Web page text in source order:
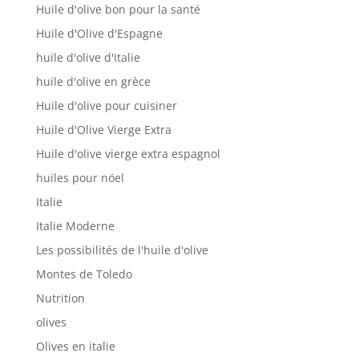
Huile d'olive bon pour la santé
Huile d'Olive d'Espagne
huile d'olive d'Italie
huile d'olive en grèce
Huile d'olive pour cuisiner
Huile d'Olive Vierge Extra
Huile d'olive vierge extra espagnol
huiles pour nöel
Italie
Italie Moderne
Les possibilités de l'huile d'olive
Montes de Toledo
Nutrition
olives
Olives en italie